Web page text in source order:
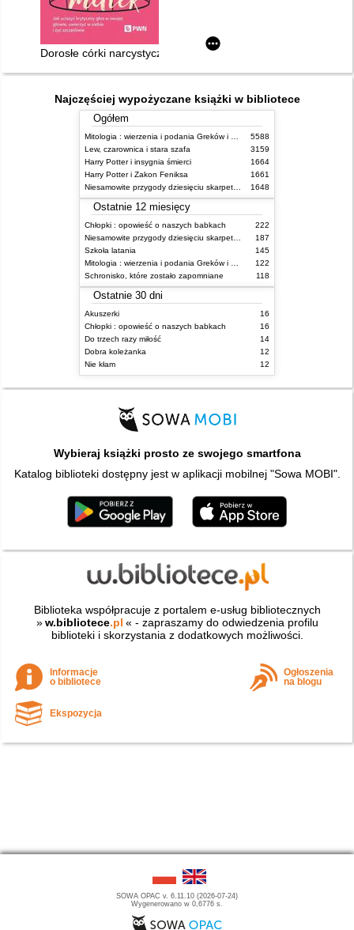
Dorosłe córki narcystycznych matek : jak uciszyć krytyczny
Najczęściej wypożyczane książki w bibliotece
Ogółem
5588
Lew, czarownica i stara szafa
3159
Harry Potter i insygnia śmierci
1664
Harry Potter i Zakon Feniksa
1661
1648
Ostatnie 12 miesięcy
Chłopki : opowieść o naszych babkach
222
187
Szkoła latania
145
122
Schronisko, które zostało zapomniane
118
Ostatnie 30 dni
Akuszerki
16
Chłopki : opowieść o naszych babkach
16
Do trzech razy miłość
14
Dobra koleżanka
12
Nie kłam
12
Wybieraj książki prosto ze swojego smartfona
Katalog biblioteki dostępny jest w aplikacji mobilnej "Sowa MOBI".
Biblioteka współpracuje z portalem e-usług bibliotecznych
» w.bibliotece.pl « - zapraszamy do odwiedzenia profilu
biblioteki i skorzystania z dodatkowych możliwości.
Informacje
o bibliotece
Ogłoszenia
na blogu
Ekspozycja
SOWA OPAC v. 6.11.10 (2026-07-24)
Wygenerowano w 0,6776 s.